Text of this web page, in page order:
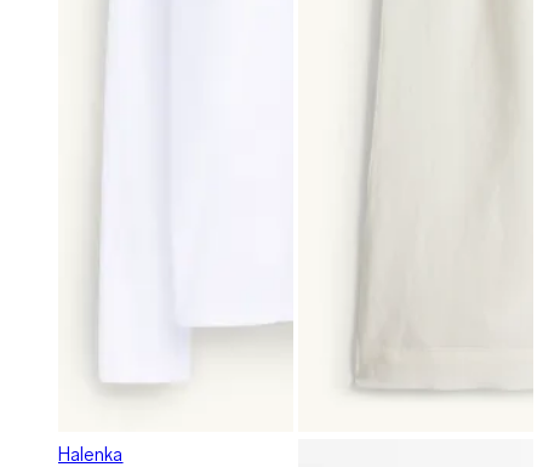
Halenka